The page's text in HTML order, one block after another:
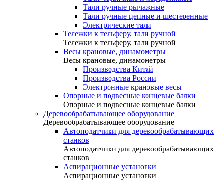
Тали ручные рычажные
Тали ручные цепные и шестеренные
Электрические тали
Тележки к тельферу, тали ручной
Тележки к тельферу, тали ручной
Весы крановые, динамометры
Весы крановые, динамометры
Производства Китай
Производства России
Электронные крановые весы
Опорные и подвесные концевые балки
Опорные и подвесные концевые балки
Деревообрабатывающее оборудование
Деревообрабатывающее оборудование
Автоподатчики для деревообрабатывающих
станков
Автоподатчики для деревообрабатывающих
станков
Аспирационные установки
Аспирационные установки